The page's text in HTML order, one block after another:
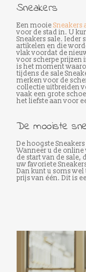
Sneakers
Een mooie Sneakers
voor de stad in. U
Sneakers sale. Ieder
artikelen en die
vlak voordat de
voor scherpe prijzen
is het moment
tijdens de sale
merken voor de
collectie uitbreiden
vaak een grote
het liefste aan voor
De mooiste
De hoogste
Wanneer u de
de start van de sale,
uw favoriete
Dan kunt u soms wel
prijs van één. Dit is